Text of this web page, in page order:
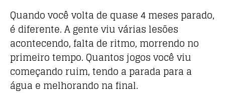
Quando você volta de quase 4 meses parado,
é diferente. A gente viu várias lesões
acontecendo, falta de ritmo, morrendo no
primeiro tempo. Quantos jogos você viu
começando ruim, tendo a parada para a
água e melhorando na final.